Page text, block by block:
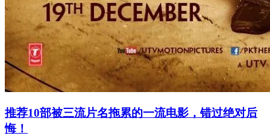
推荐10部被三流片名拖累的一流电影，错过绝对后
悔！